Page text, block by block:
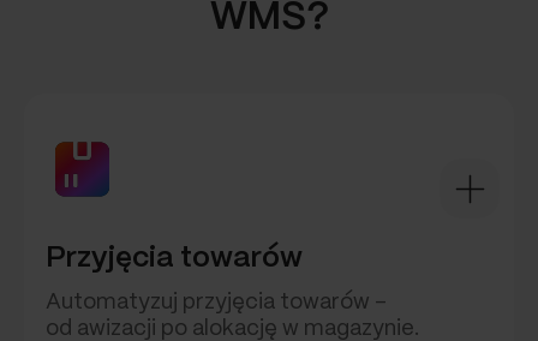
WMS?
Przyjęcia towarów
Automatyzuj przyjęcia towarów –
od awizacji po alokację w magazynie.